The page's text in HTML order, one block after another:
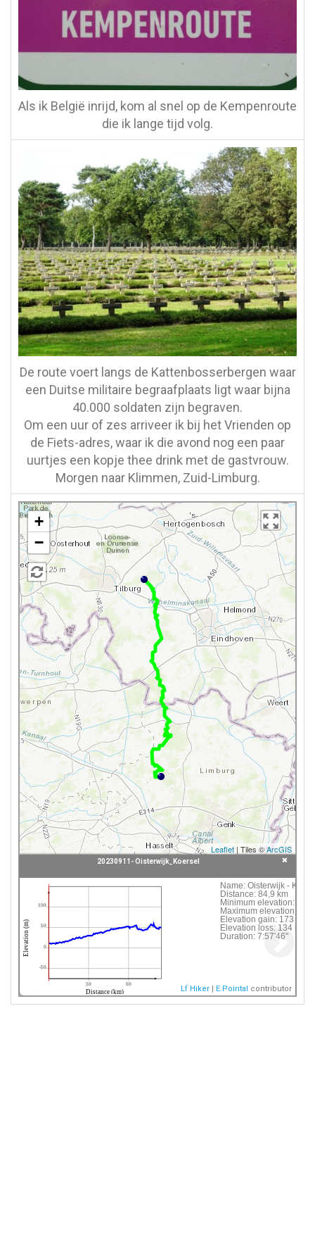
Als ik België inrijd, kom al snel op de Kempenroute
die ik lange tijd volg.
De route voert langs de Kattenbosserbergen waar
een Duitse militaire begraafplaats ligt waar bijna
40.000 soldaten zijn begraven.
Om een uur of zes arriveer ik bij het Vrienden op
de Fiets-adres, waar ik die avond nog een paar
uurtjes een kopje thee drink met de gastvrouw.
Morgen naar Klimmen, Zuid-Limburg.
+
−
Leaflet | Tiles ©ArcGIS
 20230911- Oisterwijk_Koersel
-50
0
50
100
30 60
Distance (km)
Elevation (m)
Name: Oisterwijk -
Distance: 84,9 km
Minimum elevation:
Maximum elevation:
Elevation gain: 173 m
Elevation loss: 134 m
Duration: 7:57'46"
20230911- Oisterwijk_Koersel
Click following button or element on the map to
see information about it.
Lf Hiker | E.Pointal contributor